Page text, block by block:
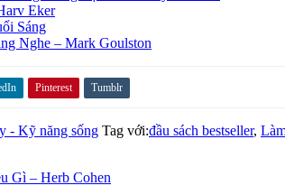
Eker
Sáng
Nghe – Mark Goulston
Pinterest Tumblr
- Kỹ năng sống Tag với:đầu sách bestseller,
Gì – Herb Cohen